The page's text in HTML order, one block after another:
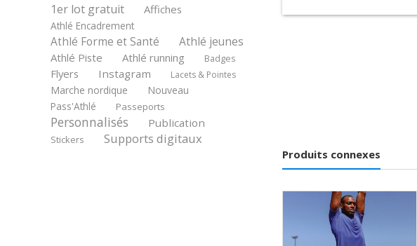
Produits connexes
1er lot gratuit Affiches
Athlé Encadrement
Athlé Forme et Santé Athlé jeunes
Athlé Piste Athlé running Badges
Flyers Instagram Lacets & Pointes
Marche nordique Nouveau
Pass'Athlé Passeports
Personnalisés Publication
Stickers Supports digitaux